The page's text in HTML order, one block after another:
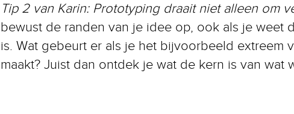
Tip 2 van Karin: Prototyping draait niet alleen om
bewust de randen van je idee op, ook als je weet
is. Wat gebeurt er als je het bijvoorbeeld extreem
maakt? Juist dan ontdek je wat de kern is van wat